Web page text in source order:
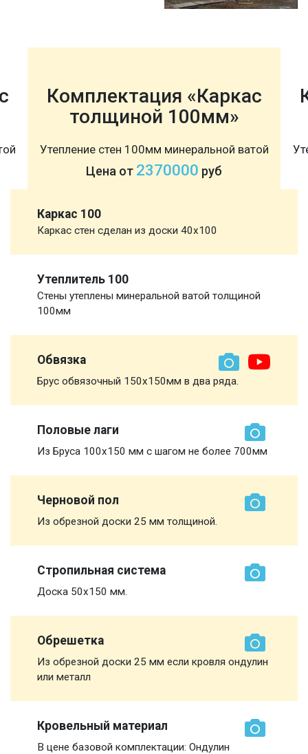
Комплектация «Каркас
толщиной 100мм»
Утепление стен 100мм минеральной ватой
Цена от 2370000 руб
Каркас 100
Каркас стен сделан из доски 40х100
Утеплитель 100
Стены утеплены минеральной ватой толщиной
100мм
Обвязка
Брус обвязочный 150х150мм в два ряда.
Половые лаги
Из Бруса 100х150 мм с шагом не более 700мм
Черновой пол
Из обрезной доски 25 мм толщиной.
Стропильная система
Доска 50х150 мм.
Обрешетка
Из обрезной доски 25 мм если кровля ондулин
или металл
Кровельный материал
В цене базовой комплектации: Ондулин